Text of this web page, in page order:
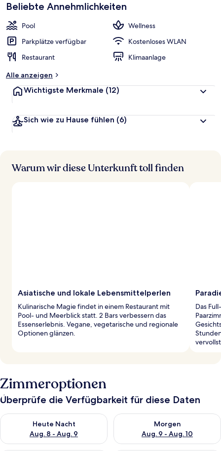
Beliebte Annehmlichkeiten
Pool
Wellness
Parkplätze verfügbar
Kostenloses WLAN
Restaurant
Klimaanlage
Alle anzeigen
Wichtigste Merkmale (12)
Sich wie zu Hause fühlen (6)
Warum wir diese Unterkunft toll finden
Asiatische und lokale Lebensmittelperlen
Kulinarische Magie findet in einem Restaurant mit
Pool- und Meerblick statt. 2 Bars verbessern das
Essenserlebnis. Vegane, vegetarische und regionale
Optionen glänzen.
Das
Zimmeroptionen
Überprüfe die Verfügbarkeit für diese Daten
Heute Nacht
Aug. 8 - Aug. 9
Überprüfe die Verfügbarkeit für heute Nacht, Aug. 8 - Aug. 9.
Morgen
Aug. 9 - Aug. 10
Überprüfe die Verfügbarkeit